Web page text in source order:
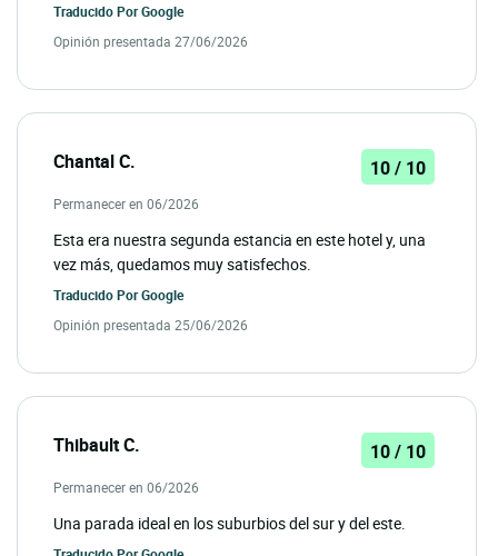
Traducido PorGoogle
Opinión presentada 27/06/2026
Chantal C. 10 / 10
Permanecer en 06/2026
Esta era nuestra segunda estancia en este hotel y, una
vez más, quedamos muy satisfechos.
Traducido PorGoogle
Opinión presentada 25/06/2026
Thibault C. 10 / 10
Permanecer en 06/2026
Una parada ideal en los suburbios del sur y del este.